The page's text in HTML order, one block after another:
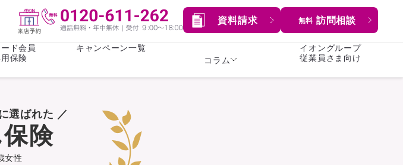
資料請求 無料 訪問相談
女性医療保険
収入保障保険
女性医療保険
介護・認知症保険
ド会員
保険
キャンペーン一覧
コラム
心配事
イオングループ
従業員さま向け
選ばれた ／
女性
険